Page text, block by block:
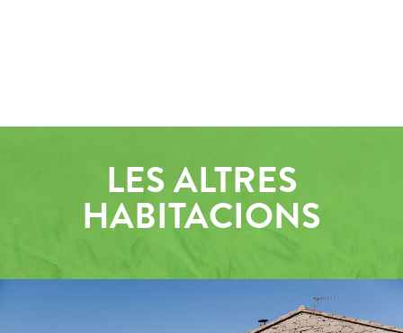
LES ALTRES
HABITACIONS